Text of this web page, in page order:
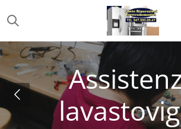
al
contenuto
principale